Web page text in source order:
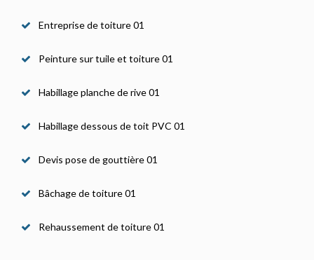
Entreprise de toiture 01
Peinture sur tuile et toiture 01
Habillage planche de rive 01
Habillage dessous de toit PVC 01
Devis pose de gouttière 01
Bâchage de toiture 01
Rehaussement de toiture 01